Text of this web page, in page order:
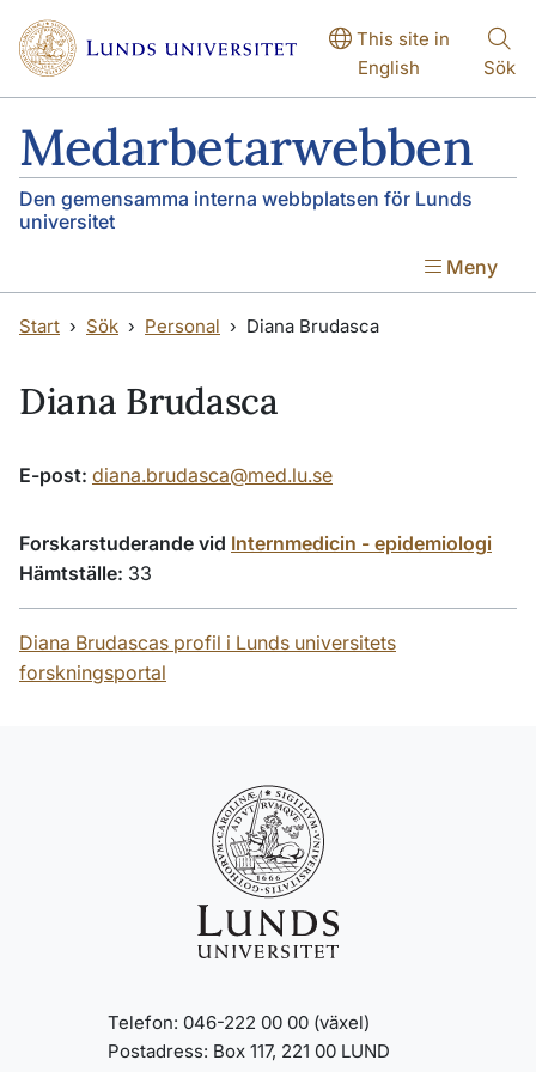
Hoppa till huvudinnehåll
Hoppa till huvudinnehåll
This site in
English
Sök
Medarbetarwebben
Den gemensamma interna webbplatsen för Lunds
universitet
Meny
Start Sök Personal Diana Brudasca
Diana Brudasca
E-post: diana.brudasca@med.lu.se
Forskarstuderande vid Internmedicin - epidemiologi
Hämtställe: 33
Diana Brudascas profil i Lunds universitets
forskningsportal
Telefon: 046-222 00 00 (växel)
Postadress: Box 117, 221 00 LUND